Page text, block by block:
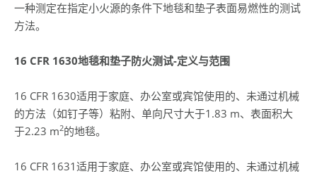
一种测定在指定小火源的条件下地毯和垫子表面易燃性的测试
方法。
16 CFR 1630地毯和垫子防火测试-定义与范围
16 CFR 1630适用于家庭、办公室或宾馆使用的、未通过机械
的方法（如钉子等）粘附、单向尺寸大于1.83 m、表面积大
于2.23 m2的地毯。
16 CFR 1631适用于家庭、办公室或宾馆使用的、未通过机械